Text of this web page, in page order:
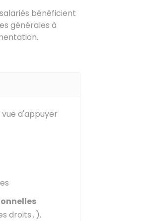
bénéficient
générales à
d'appuyer
droits...).